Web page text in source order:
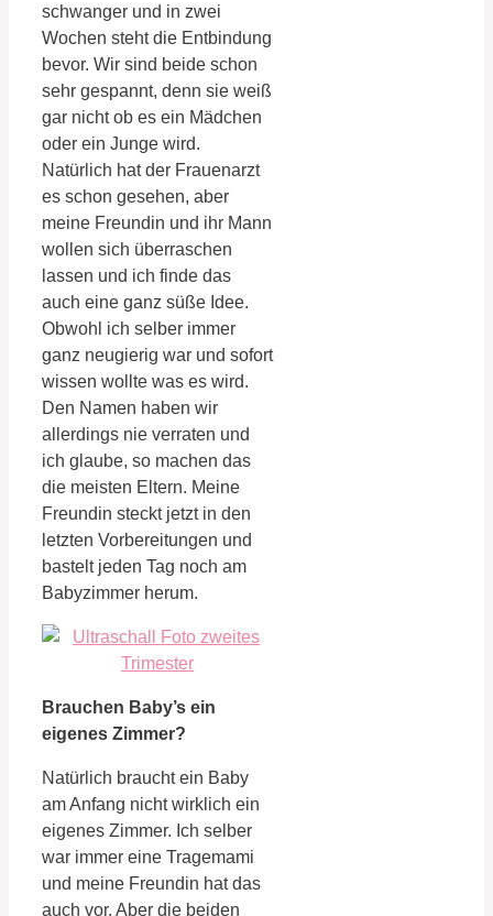
schwanger und in zwei
Wochen steht die Entbindung
bevor. Wir sind beide schon
sehr gespannt, denn sie weiß
gar nicht ob es ein Mädchen
oder ein Junge wird.
Natürlich hat der Frauenarzt
es schon gesehen, aber
meine Freundin und ihr Mann
wollen sich überraschen
lassen und ich finde das
auch eine ganz süße Idee.
Obwohl ich selber immer
ganz neugierig war und sofort
wissen wollte was es wird.
Den Namen haben wir
allerdings nie verraten und
ich glaube, so machen das
die meisten Eltern. Meine
Freundin steckt jetzt in den
letzten Vorbereitungen und
bastelt jeden Tag noch am
Babyzimmer herum.
Brauchen Baby’s ein
eigenes Zimmer?
Natürlich braucht ein Baby
am Anfang nicht wirklich ein
eigenes Zimmer. Ich selber
war immer eine Tragemami
und meine Freundin hat das
auch vor. Aber die beiden